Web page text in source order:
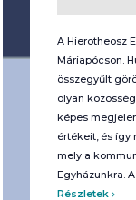
A Hierotheosz
Máriapócson.
összegyűlt
olyan
képes
értékeit, és így
mely a
Egyházunkra.
Részletek